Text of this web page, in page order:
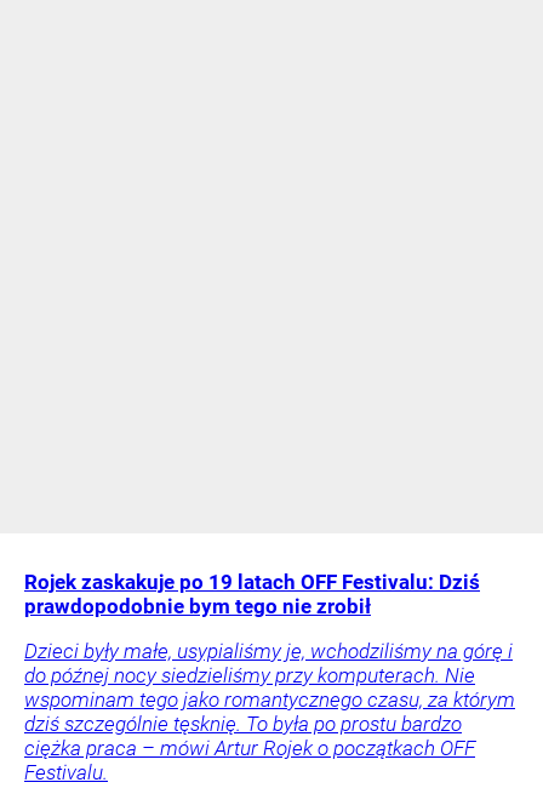
Rojek zaskakuje po 19 latach OFF Festivalu: Dziś
prawdopodobnie bym tego nie zrobił
Dzieci były małe, usypialiśmy je, wchodziliśmy na górę i
do późnej nocy siedzieliśmy przy komputerach. Nie
wspominam tego jako romantycznego czasu, za którym
dziś szczególnie tęsknię. To była po prostu bardzo
ciężka praca – mówi Artur Rojek o początkach OFF
Festivalu.